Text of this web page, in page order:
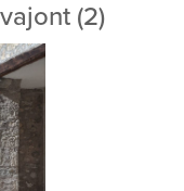
(2)